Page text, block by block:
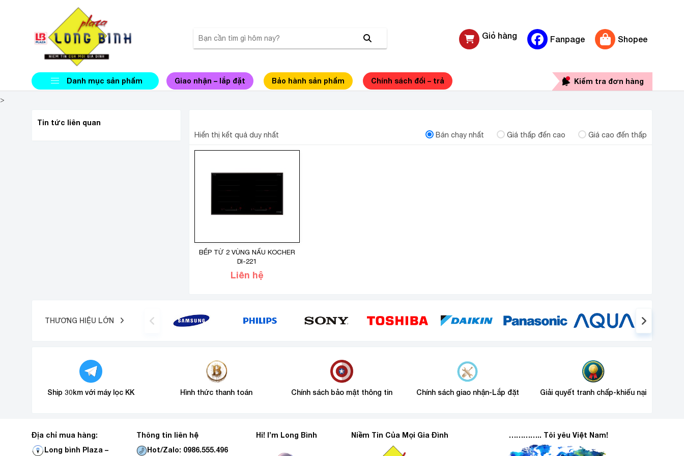
Giỏ hàng Fanpage Shopee
Danh mục sản phẩm Giao nhận – lắp đặt Bảo hành sản phẩm Chính sách đổi – trả Kiểm tra đơn hàng
>
Hiển thị kết quả duy nhất Bán chạy nhất Giá thấp đến cao Giá cao đến thấp
BẾP TỪ 2 VÙNG NẤU KOCHER
DI-221
Liên hệ
Tin tức liên quan
THƯƠNG HIỆU LỚN
Ship 30km với máy lọc KK Hình thức thanh toán Chính sách bảo mật thông tin Chính sách giao nhận-Lắp đặt Giải quyết tranh chấp-khiếu nại
Địa chỉ mua hàng:
Long bình Plaza –
Thông tin liên hệ
Hot/Zalo: 0986.555.496
Hi! I’m Long Bình Niềm Tin Của Mọi Gia Đình ………….. Tôi yêu Việt Nam!